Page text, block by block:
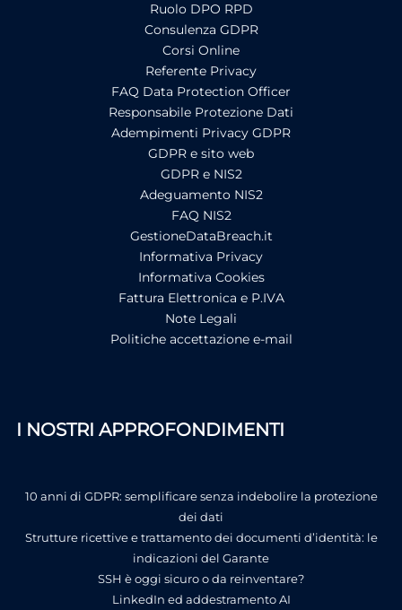
Ruolo DPO RPD
Consulenza GDPR
Corsi Online
Referente Privacy
FAQ Data Protection Officer
Responsabile Protezione Dati
Adempimenti Privacy GDPR
GDPR e sito web
GDPR e NIS2
Adeguamento NIS2
FAQ NIS2
GestioneDataBreach.it
Informativa Privacy
Informativa Cookies
Fattura Elettronica e P.IVA
Note Legali
Politiche accettazione e-mail
I NOSTRI APPROFONDIMENTI
10 anni di GDPR: semplificare senza indebolire la protezione
dei dati
Strutture ricettive e trattamento dei documenti d’identità: le
indicazioni del Garante
SSH è oggi sicuro o da reinventare?
LinkedIn ed addestramento AI